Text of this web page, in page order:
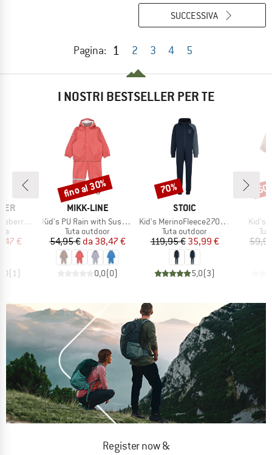
Pagina: 1 2 3 4 5
SUCCESSIVA
I NOSTRI BESTSELLER PER TE
prodotti
ridotto
€
( 1)
MARCHIO
MIKK-LINE
Articolo
Kid's PU Rain with Suspenders
Gruppo di prodotti
Tuta outdoor
Prezzo
54,95 € Prezzo ridotto
da 38,47 €
0,0(0)
Sconto
fino al 30%
MARCHIO
STOIC
Articolo
Kid's MerinoFleece270 LannaSt. One Suit
Gruppo di prodotti
Tuta outdoor
Prezzo
119,95 €Prezzo ridotto
35,99 €
5,0(3)
Sconto
70%
Kid's
Register now &